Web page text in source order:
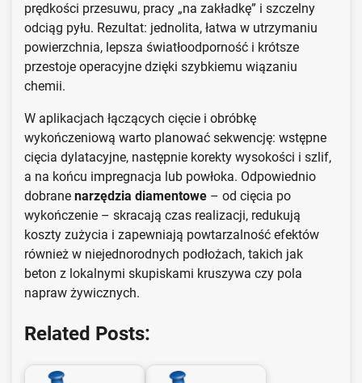
prędkości przesuwu, pracy „na zakładkę” i szczelny
odciąg pyłu. Rezultat: jednolita, łatwa w utrzymaniu
powierzchnia, lepsza światłoodporność i krótsze
przestoje operacyjne dzięki szybkiemu wiązaniu
chemii.
W aplikacjach łączących cięcie i obróbkę
wykończeniową warto planować sekwencję: wstępne
cięcia dylatacyjne, następnie korekty wysokości i szlif,
a na końcu impregnacja lub powłoka. Odpowiednio
dobrane narzędzia diamentowe – od cięcia po
wykończenie – skracają czas realizacji, redukują
koszty zużycia i zapewniają powtarzalność efektów
również w niejednorodnych podłożach, takich jak
beton z lokalnymi skupiskami kruszywa czy pola
napraw żywicznych.
Related Posts: